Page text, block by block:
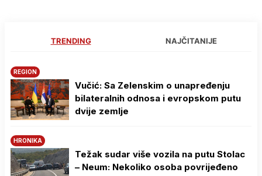
TRENDING NAJČITANIJE
REGION
Vučić: Sa Zelenskim o unapređenju
bilateralnih odnosa i evropskom putu
dvije zemlje
HRONIKA
Težak sudar više vozila na putu Stolac
– Neum: Nekoliko osoba povrijeđeno